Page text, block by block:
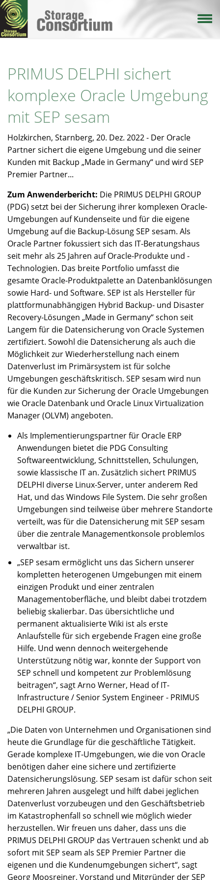
Direkt
zum
Inhalt
PRIMUS DELPHI sichert
komplexe Oracle Umgebung
mit SEP sesam
Holzkirchen, Starnberg, 20. Dez. 2022 - Der Oracle
Partner sichert die eigene Umgebung und die seiner
Kunden mit Backup „Made in Germany“ und wird SEP
Premier Partner...
Zum Anwenderbericht: Die PRIMUS DELPHI GROUP
(PDG) setzt bei der Sicherung ihrer komplexen Oracle-
Umgebungen auf Kundenseite und für die eigene
Umgebung auf die Backup-Lösung SEP sesam. Als
Oracle Partner fokussiert sich das IT-Beratungshaus
seit mehr als 25 Jahren auf Oracle-Produkte und -
Technologien. Das breite Portfolio umfasst die
gesamte Oracle-Produktpalette an Datenbanklösungen
sowie Hard- und Software. SEP ist als Hersteller für
plattformunabhängigen Hybrid Backup- und Disaster
Recovery-Lösungen „Made in Germany“ schon seit
Langem für die Datensicherung von Oracle Systemen
zertifiziert. Sowohl die Datensicherung als auch die
Möglichkeit zur Wiederherstellung nach einem
Datenverlust im Primärsystem ist für solche
Umgebungen geschäftskritisch. SEP sesam wird nun
für die Kunden zur Sicherung der Oracle Umgebungen
wie Oracle Datenbank und Oracle Linux Virtualization
Manager (OLVM) angeboten.
Als Implementierungspartner für Oracle ERP
Anwendungen bietet die PDG Consulting
Softwareentwicklung, Schnittstellen, Schulungen,
sowie klassische IT an. Zusätzlich sichert PRIMUS
DELPHI diverse Linux-Server, unter anderem Red
Hat, und das Windows File System. Die sehr großen
Umgebungen sind teilweise über mehrere Standorte
verteilt, was für die Datensicherung mit SEP sesam
über die zentrale Managementkonsole problemlos
verwaltbar ist.
„SEP sesam ermöglicht uns das Sichern unserer
kompletten heterogenen Umgebungen mit einem
einzigen Produkt und einer zentralen
Managementoberfläche, und bleibt dabei trotzdem
beliebig skalierbar. Das übersichtliche und
permanent aktualisierte Wiki ist als erste
Anlaufstelle für sich ergebende Fragen eine große
Hilfe. Und wenn dennoch weitergehende
Unterstützung nötig war, konnte der Support von
SEP schnell und kompetent zur Problemlösung
beitragen“, sagt Arno Werner, Head of IT-
Infrastructure / Senior System Engineer - PRIMUS
DELPHI GROUP.
„Die Daten von Unternehmen und Organisationen sind
heute die Grundlage für die geschäftliche Tätigkeit.
Gerade komplexe IT-Umgebungen, wie die von Oracle
benötigen daher eine sichere und zertifizierte
Datensicherungslösung. SEP sesam ist dafür schon seit
mehreren Jahren ausgelegt und hilft dabei jeglichen
Datenverlust vorzubeugen und den Geschäftsbetrieb
im Katastrophenfall so schnell wie möglich wieder
herzustellen. Wir freuen uns daher, dass uns die
PRIMUS DELPHI GROUP das Vertrauen schenkt und ab
sofort mit SEP seam als SEP Premier Partner die
eigenen und die Kundenumgebungen sichert“, sagt
Georg Moosreiner, Vorstand und Mitgründer der SEP